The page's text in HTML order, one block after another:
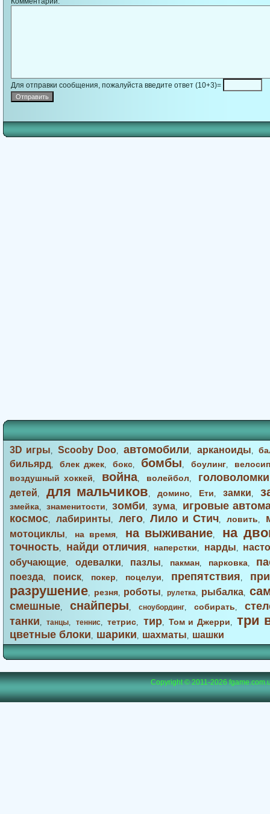
Для отправки сообщения, пожалуйста введите ответ (10+3)=
3D игры,Scooby Doo,автомобили, арканоиды,
бильярд,блек джек,бокс, бомбы, боулинг,
воздушный хоккей, война, волейбол, головоломки
детей, для мальчиков, домино, Ети, замки,
змейка, знаменитости,зомби, зума,
игровые
космос, лабиринты, лего,Лило и Стич,ловить,
мотоциклы, на время, на выживание, на
точность, найди отличия, наперстки, нарды,
обучающие, одевалки, пазлы, пакман, парковка,
поезда, поиск, покер, поцелуи, препятствия,
разрушение, резня, роботы, рулетка, рыбалка,
смешные, снайперы, сноубординг, собирать,
танки,танцы, теннис,тетрис, тир,Том и Джерри, три
цветные блоки, шарики, шахматы, шашки
Copyright © 2011-2026